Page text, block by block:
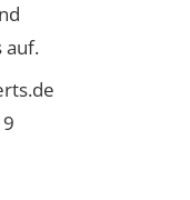
auf.